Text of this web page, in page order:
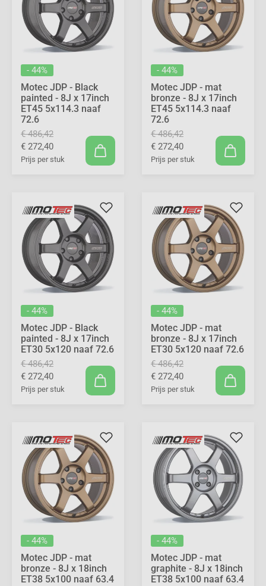
- 44%
Motec JDP - Black
painted - 8J x 17inch
ET45 5x114.3 naaf
72.6
€ 486,42
€ 272,40
Prijs per stuk
- 44%
Motec JDP - mat
bronze - 8J x 17inch
ET45 5x114.3 naaf
72.6
€ 486,42
€ 272,40
Prijs per stuk
- 44%
Motec JDP - Black
painted - 8J x 17inch
ET30 5x120 naaf 72.6
€ 486,42
€ 272,40
Prijs per stuk
- 44%
Motec JDP - mat
bronze - 8J x 17inch
ET30 5x120 naaf 72.6
€ 486,42
€ 272,40
Prijs per stuk
- 44%
Motec JDP - mat
bronze - 8J x 18inch
ET38 5x100 naaf 63.4
- 44%
Motec JDP - mat
graphite - 8J x 18inch
ET38 5x100 naaf 63.4